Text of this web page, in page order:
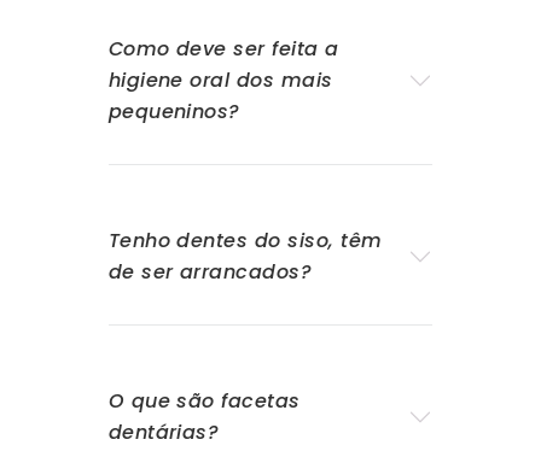
Como deve ser feita a
higiene oral dos mais
pequeninos?
Tenho dentes do siso, têm
de ser arrancados?
O que são facetas
dentárias?